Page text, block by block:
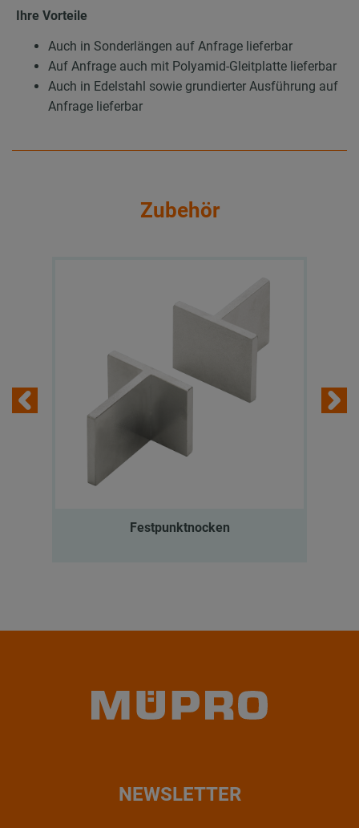
Ihre Vorteile
Auch in Sonderlängen auf Anfrage lieferbar
Auf Anfrage auch mit Polyamid-Gleitplatte lieferbar
Auch in Edelstahl sowie grundierter Ausführung auf
Anfrage lieferbar
Zubehör
Festpunktnocken
NEWSLETTER